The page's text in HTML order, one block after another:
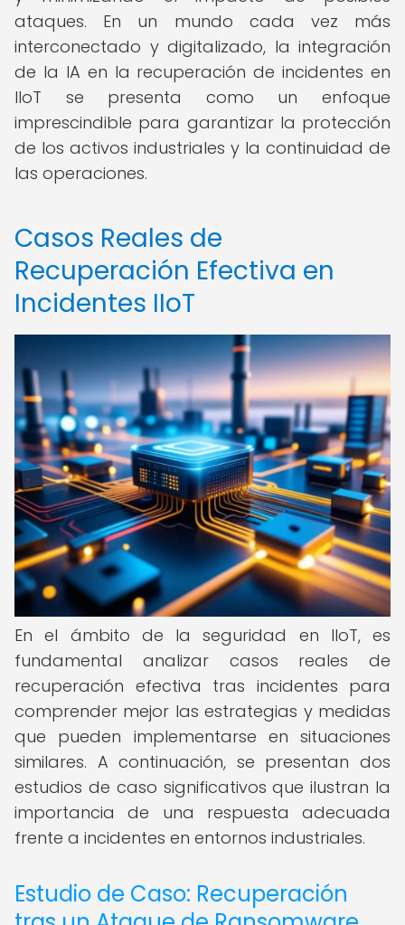
ataques. En un mundo cada vez más
interconectado y digitalizado, la integración
de la IA en la recuperación de incidentes en
IIoT se presenta como un enfoque
imprescindible para garantizar la protección
de los activos industriales y la continuidad de
las operaciones.
Casos Reales de
Recuperación Efectiva en
Incidentes IIoT
En el ámbito de la seguridad en IIoT, es
fundamental analizar casos reales de
recuperación efectiva tras incidentes para
comprender mejor las estrategias y medidas
que pueden implementarse en situaciones
similares. A continuación, se presentan dos
estudios de caso significativos que ilustran la
importancia de una respuesta adecuada
frente a incidentes en entornos industriales.
Estudio de Caso: Recuperación